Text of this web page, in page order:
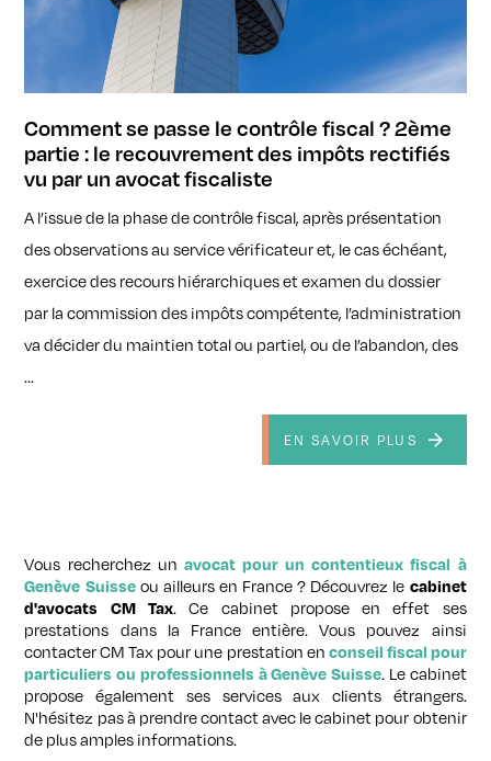
Comment se passe le contrôle fiscal ? 2ème
partie : le recouvrement des impôts rectifiés
vu par un avocat fiscaliste
A l’issue de la phase de contrôle fiscal, après présentation
des observations au service vérificateur et, le cas échéant,
exercice des recours hiérarchiques et examen du dossier
par la commission des impôts compétente, l’administration
va décider du maintien total ou partiel, ou de l’abandon, des
...
EN SAVOIR PLUS
Vous recherchez un avocat pour un contentieux fiscal à
Genève Suisseou ailleurs en France ? Découvrez le cabinet
d'avocats CM Tax. Ce cabinet propose en effet ses
prestations dans la France entière. Vous pouvez ainsi
contacter CM Tax pour une prestation en conseil fiscal pour
particuliers ou professionnels à Genève Suisse. Le cabinet
propose également ses services aux clients étrangers.
N'hésitez pas à prendre contact avec le cabinet pour obtenir
de plus amples informations.